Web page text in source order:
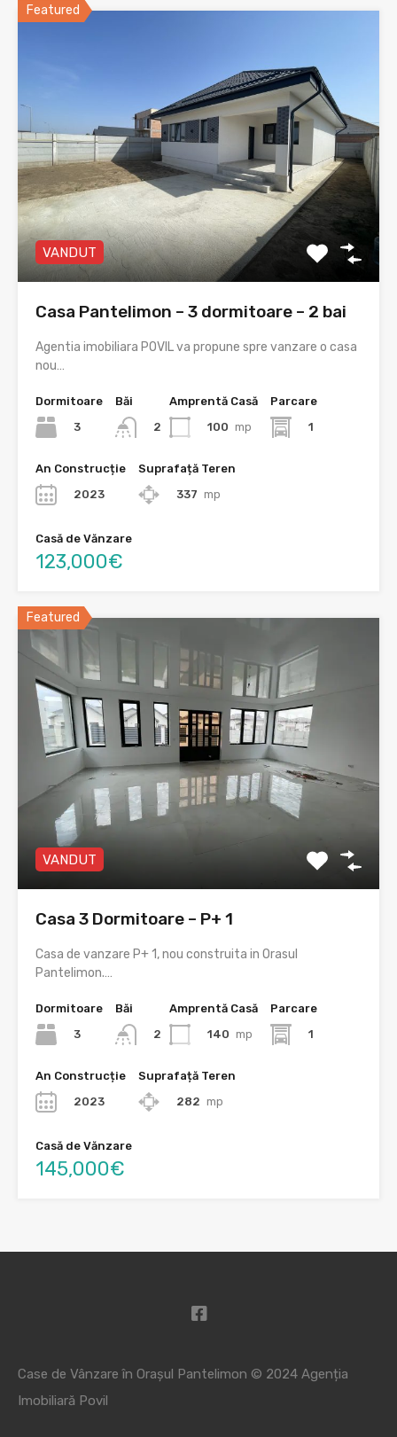
Featured
VANDUT
Casa Pantelimon – 3 dormitoare – 2 bai
Agentia imobiliara POVIL va propune spre vanzare o casa
nou…
Dormitoare
3
Băi
2
Amprentă Casă
100 mp
Parcare
1
An Construcție
2023
Suprafață Teren
337 mp
Casă de Vănzare
123,000€
Featured
VANDUT
Casa 3 Dormitoare – P+ 1
Casa de vanzare P+ 1, nou construita in Orasul
Pantelimon.…
Dormitoare
3
Băi
2
Amprentă Casă
140 mp
Parcare
1
An Construcție
2023
Suprafață Teren
282 mp
Casă de Vănzare
145,000€
Case de Vânzare în Orașul Pantelimon © 2024 Agenția
Imobiliară Povil